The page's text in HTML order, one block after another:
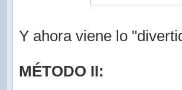
Y ahora viene lo
MÉTODO II: